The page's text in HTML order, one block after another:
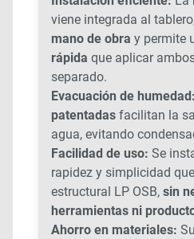
viene integrada al
mano de obra y permite
rápida que aplicar
separado.
Evacuación de humedad:
patentadas facilitan la
agua, evitando
Facilidad de uso: Se
rapidez y simplicidad
estructural LP OSB, sin
herramientas ni
Ahorro en materiales: